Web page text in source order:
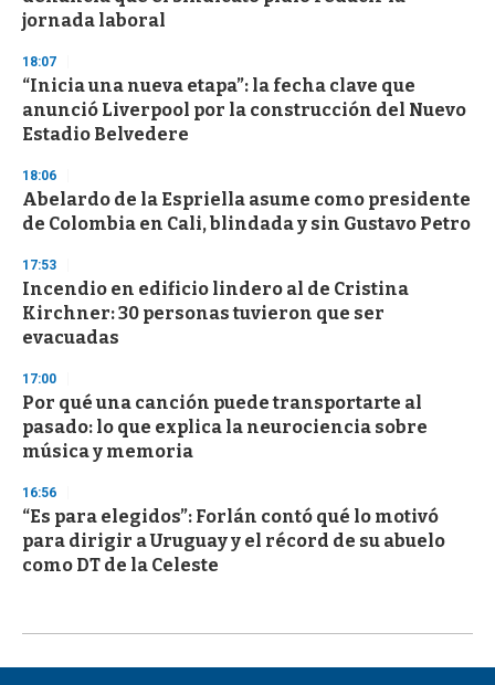
jornada laboral
18:07
“Inicia una nueva etapa”: la fecha clave que
anunció Liverpool por la construcción del Nuevo
Estadio Belvedere
18:06
Abelardo de la Espriella asume como presidente
de Colombia en Cali, blindada y sin Gustavo Petro
17:53
Incendio en edificio lindero al de Cristina
Kirchner: 30 personas tuvieron que ser
evacuadas
17:00
Por qué una canción puede transportarte al
pasado: lo que explica la neurociencia sobre
música y memoria
16:56
“Es para elegidos”: Forlán contó qué lo motivó
para dirigir a Uruguay y el récord de su abuelo
como DT de la Celeste